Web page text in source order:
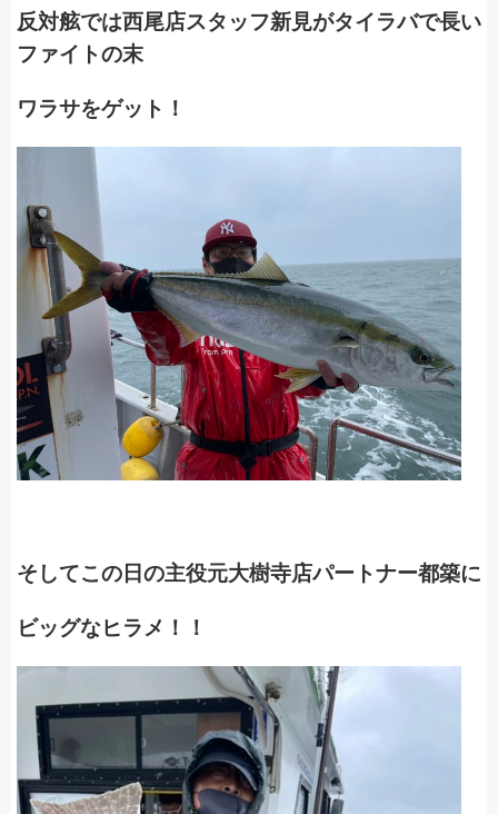
反対舷では西尾店スタッフ新見がタイラバで長い
ファイトの末
ワラサをゲット！
そしてこの日の主役元大樹寺店パートナー都築に
ビッグなヒラメ！！